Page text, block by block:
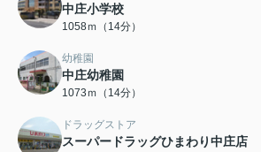
中庄小学校
1058ｍ（14分）
幼稚園
中庄幼稚園
1073ｍ（14分）
ドラッグストア
スーパードラッグひまわり中庄店